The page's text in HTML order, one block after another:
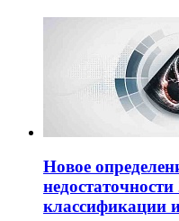
Новое
классификации